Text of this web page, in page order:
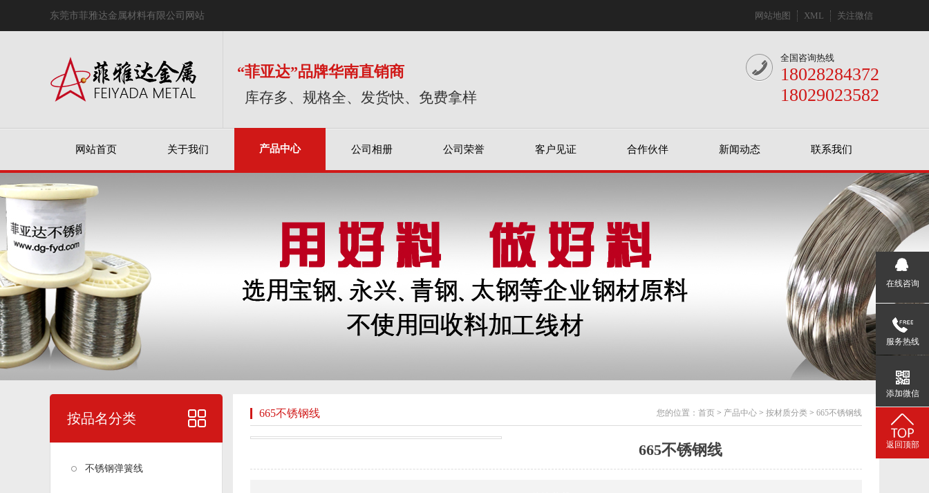
东莞市菲雅达金属材料有限公司网站 网站地图 XML 关注微信
“菲亚达”品牌华南直销商
库存多、规格全、发货快、免费拿样
全国咨询热线
18028284372
18029023582
网站首页 关于我们 产品中心 公司相册 公司荣誉 客户见证 合作伙伴 新闻动态 联系我们
按品名分类
不锈钢弹簧线
665不锈钢线 您的位置： 首页 > 产品中心 > 按材质分类 > 665不锈钢线
665不锈钢线
在线咨询
服务热线
添加微信
返回顶部